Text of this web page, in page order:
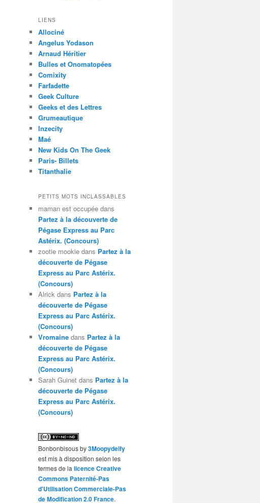
LIENS
Allociné
Angelus Yodason
Arnaud Héritier
Bulles et Onomatopées
Comixity
Farfadette
Geek Culture
Geeks et des Lettres
Grumeautique
Inzecity
Maé
New Kids On The Geek
Paris- Billets
Titanthalie
PETITS MOTS INCLASSABLES
maman est occupée dans
Partez à la découverte de
Pégase Express au Parc
Astérix. (Concours)
zootie mookie dans Partez à la
découverte de Pégase
Express au Parc Astérix.
(Concours)
Alrick dans Partez à la
découverte de Pégase
Express au Parc Astérix.
(Concours)
Vromaine dans Partez à la
découverte de Pégase
Express au Parc Astérix.
(Concours)
Sarah Guinet dans Partez à la
découverte de Pégase
Express au Parc Astérix.
(Concours)
Bonbonbisousby3Moopydelfy
est mis à disposition selon les
termes de la licence Creative
Commons Paternité-Pas
d'Utilisation Commerciale-Pas
de Modification 2.0 France.